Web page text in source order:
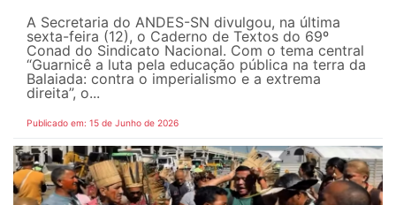
A Secretaria do ANDES-SN divulgou, na última
sexta-feira (12), o Caderno de Textos do 69º
Conad do Sindicato Nacional. Com o tema central
“Guarnicê a luta pela educação pública na terra da
Balaiada: contra o imperialismo e a extrema
direita”, o...
Publicado em: 15 de Junho de 2026